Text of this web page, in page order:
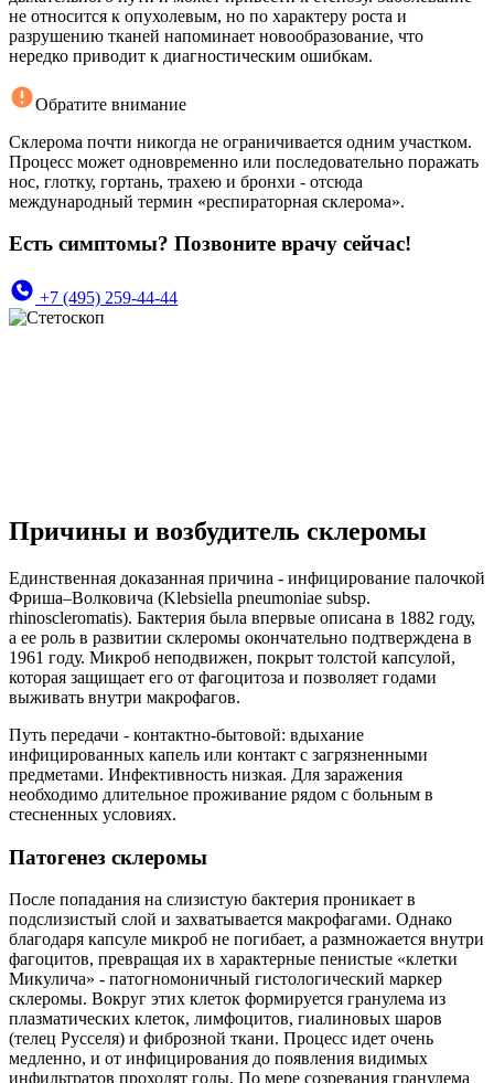
не относится к опухолевым, но по характеру роста и
разрушению тканей напоминает новообразование, что
нередко приводит к диагностическим ошибкам.
Обратите внимание
Склерома почти никогда не ограничивается одним участком.
Процесс может одновременно или последовательно поражать
нос, глотку, гортань, трахею и бронхи - отсюда
международный термин «респираторная склерома».
Есть симптомы? Позвоните врачу сейчас!
+7 (495) 259-44-44
Причины и возбудитель склеромы
Единственная доказанная причина - инфицирование палочкой
Фриша–Волковича (Klebsiella pneumoniae subsp.
rhinoscleromatis). Бактерия была впервые описана в 1882 году,
а ее роль в развитии склеромы окончательно подтверждена в
1961 году. Микроб неподвижен, покрыт толстой капсулой,
которая защищает его от фагоцитоза и позволяет годами
выживать внутри макрофагов.
Путь передачи - контактно-бытовой: вдыхание
инфицированных капель или контакт с загрязненными
предметами. Инфективность низкая. Для заражения
необходимо длительное проживание рядом с больным в
стесненных условиях.
Патогенез склеромы
После попадания на слизистую бактерия проникает в
подслизистый слой и захватывается макрофагами. Однако
благодаря капсуле микроб не погибает, а размножается внутри
фагоцитов, превращая их в характерные пенистые «клетки
Микулича» - патогномоничный гистологический маркер
склеромы. Вокруг этих клеток формируется гранулема из
плазматических клеток, лимфоцитов, гиалиновых шаров
(телец Русселя) и фиброзной ткани. Процесс идет очень
медленно, и от инфицирования до появления видимых
инфильтратов проходят годы. По мере созревания гранулема